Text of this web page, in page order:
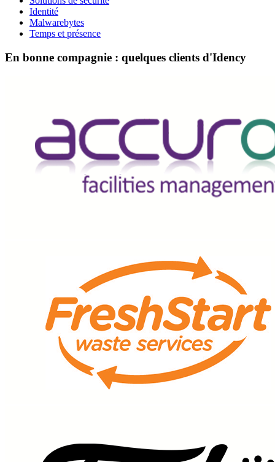
Identité
Malwarebytes
Temps et présence
En bonne compagnie : quelques clients d'Idency